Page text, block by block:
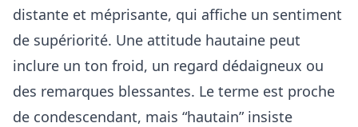
distante et méprisante, qui affiche un sentiment
de supériorité. Une attitude hautaine peut
inclure un ton froid, un regard dédaigneux ou
des remarques blessantes. Le terme est proche
de condescendant, mais “hautain” insiste